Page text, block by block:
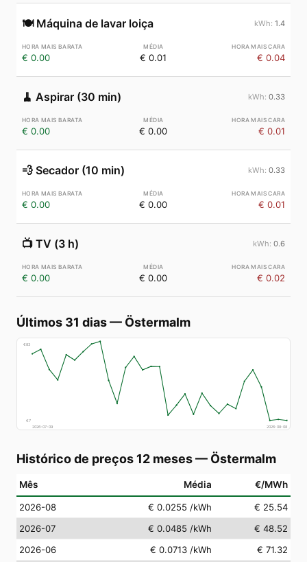
🍽️ Máquina de lavar loiça 1.4
€ 0.00 € 0.01 € 0.04
🧹 Aspirar (30 min) 0.33
€ 0.00 € 0.00 € 0.01
💨 Secador (10 min) 0.33
€ 0.00 € 0.00 € 0.01
📺 TV (3 h) 0.6
€ 0.00 € 0.00 € 0.02
Últimos 31 dias— Östermalm
€83
€7
2026-07-09
2026-08-08
Histórico de preços 12 meses— Östermalm
Mês Média €/MWh
2026-08 € 0.0255 /kWh
€ 25.54
2026-07
€ 0.0485 /kWh
€ 48.52
2026-06
€ 0.0713 /kWh
€ 71.32